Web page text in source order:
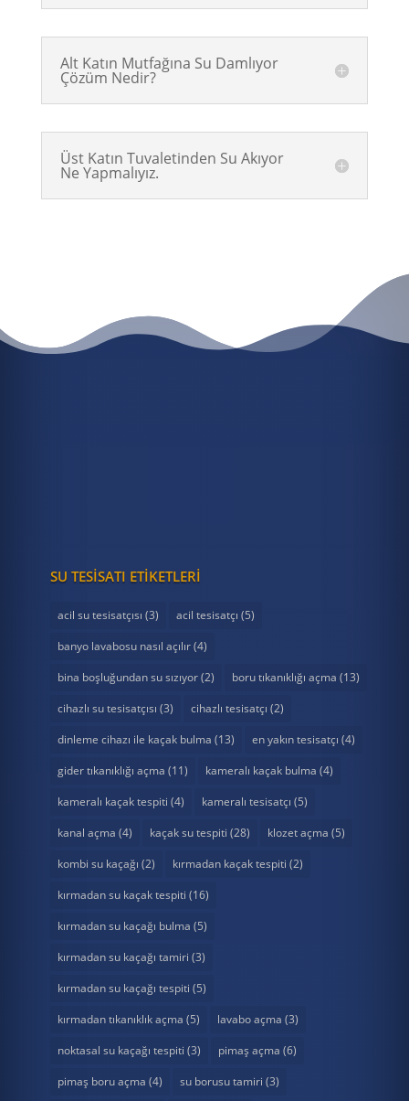
Alt Katın Mutfağına Su Damlıyor
Çözüm Nedir?
Üst Katın Tuvaletinden Su Akıyor
Ne Yapmalıyız.
HEMEN 7/24 ACIL SU TESISATÇISI
ÇAĞIR
SU TESISATI ETIKETLERI
acil su tesisatçısı (3) acil tesisatçı (5)
banyo lavabosu nasıl açılır(4)
bina boşluğundan su sızıyor(2) boru tıkanıklığı açma (13)
cihazlı su tesisatçısı (3) cihazlı tesisatçı (2)
dinleme cihazı ile kaçak bulma (13) en yakın tesisatçı (4)
gider tıkanıklığı açma (11) kameralı kaçak bulma (4)
kameralı kaçak tespiti (4) kameralı tesisatçı (5)
kanal açma (4) kaçak su tespiti (28) klozet açma (5)
kombi su kaçağı (2) kırmadan kaçak tespiti (2)
kırmadan su kaçak tespiti (16)
kırmadan su kaçağı bulma (5)
kırmadan su kaçağı tamiri (3)
kırmadan su kaçağı tespiti (5)
kırmadan tıkanıklık açma (5) lavabo açma (3)
noktasal su kaçağı tespiti (3) pimaş açma (6)
pimaş boru açma (4) su borusu tamiri (3)